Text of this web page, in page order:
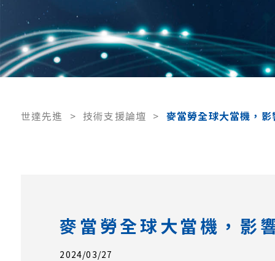
世達先進 > 技術支援論壇 > 麥當勞全球大當機，
麥當勞全球大當機，影
2024/03/27